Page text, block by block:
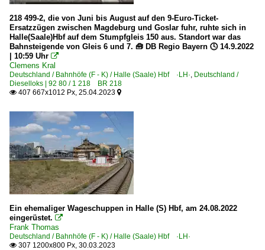
218 499-2, die von Juni bis August auf den 9-Euro-Ticket-
Ersatzzügen zwischen Magdeburg und Goslar fuhr, ruhte sich in
Halle(Saale)Hbf auf dem Stumpfgleis 150 aus. Standort war das
Bahnsteigende von Gleis 6 und 7. 🧰 DB Regio Bayern 🕓 14.9.2022
| 10:59 Uhr 
Clemens Kral
Deutschland / Bahnhöfe (F - K) / Halle (Saale) Hbf ·LH· Deutschland /
Dieselloks | 92 80 / 1 218 BR 218
 407 667x1012 Px, 25.04.2023 
Ein ehemaliger Wageschuppen in Halle (S) Hbf, am 24.08.2022
eingerüstet. 
Frank Thomas
Deutschland / Bahnhöfe (F - K) / Halle (Saale) Hbf ·LH·
 307 1200x800 Px, 30.03.2023